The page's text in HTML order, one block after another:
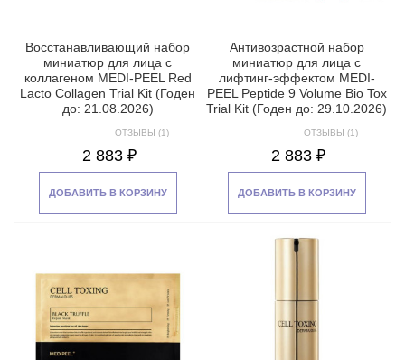
Восстанавливающий набор
миниатюр для лица с
коллагеном MEDI-PEEL Red
Lacto Collagen Trial Kit (Годен
до: 21.08.2026)
ОТЗЫВЫ (1)
2 883 ₽
ДОБАВИТЬ В КОРЗИНУ
Антивозрастной набор
миниатюр для лица с
лифтинг-эффектом MEDI-
PEEL Peptide 9 Volume Bio Tox
Trial Kit (Годен до: 29.10.2026)
ОТЗЫВЫ (1)
2 883 ₽
ДОБАВИТЬ В КОРЗИНУ